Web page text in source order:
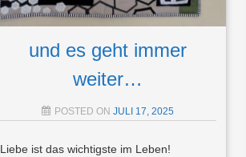
und es geht immer
weiter…
POSTED ONJULI 17, 2025
Liebe ist das wichtigste im Leben!